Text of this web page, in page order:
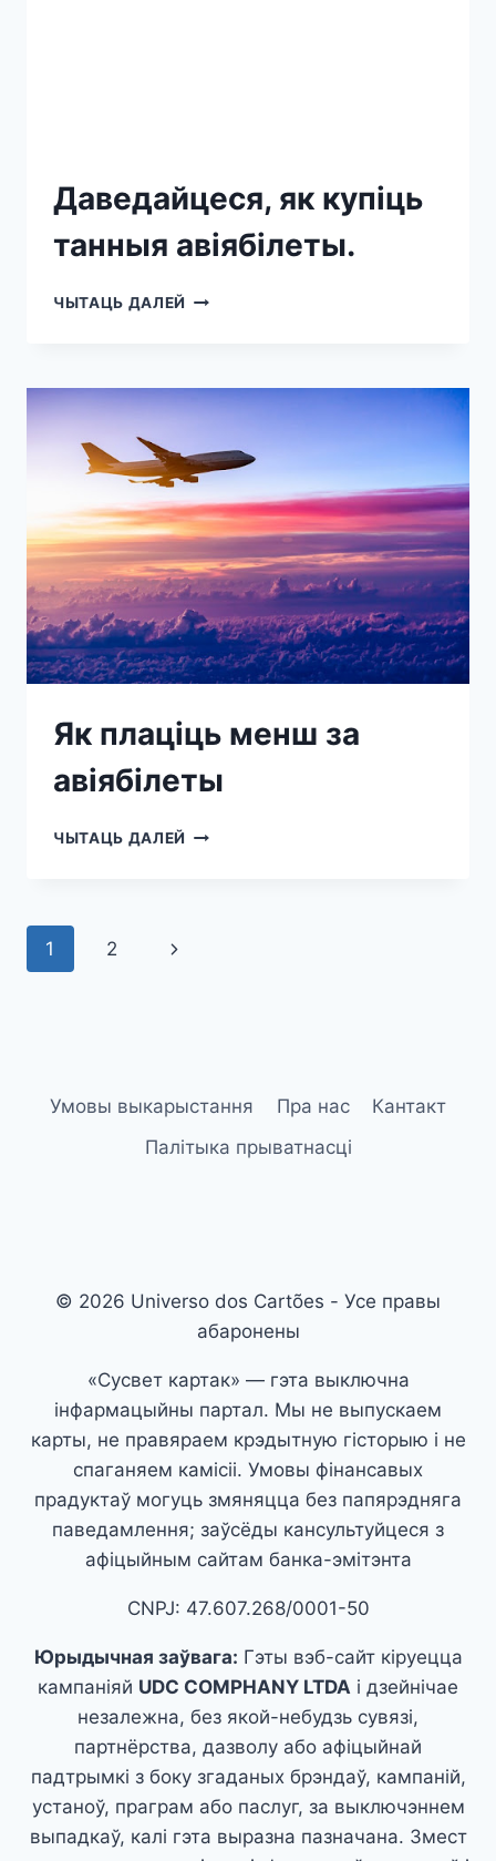
Даведайцеся, як купіць
танныя авіябілеты.
ЧЫТАЦЬ ДАЛЕЙ
Як плаціць менш за
авіябілеты
ЧЫТАЦЬ ДАЛЕЙ
1 2
Умовы выкарыстання Пра нас
Кантакт
Палітыка прыватнасці
© 2026 Universo dos Cartões - Усе правы
абаронены
«Сусвет картак» — гэта выключна
інфармацыйны партал. Мы не выпускаем
карты, не правяраем крэдытную гісторыю і не
спаганяем камісіі. Умовы фінансавых
прадуктаў могуць змяняцца без папярэдняга
паведамлення; заўсёды кансультуйцеся з
афіцыйным сайтам банка-эмітэнта
CNPJ: 47.607.268/0001-50
Юрыдычная заўвага: Гэты вэб-сайт кіруецца
кампаніяй UDC COMPHANY LTDA і дзейнічае
незалежна, без якой-небудзь сувязі,
партнёрства, дазволу або афіцыйнай
падтрымкі з боку згаданых брэндаў, кампаній,
устаноў, праграм або паслуг, за выключэннем
выпадкаў, калі гэта выразна пазначана. Змест